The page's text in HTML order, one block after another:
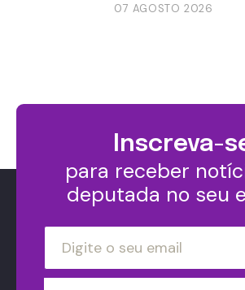
07 AGOSTO 2026
Inscreva-
para receber
deputada no seu